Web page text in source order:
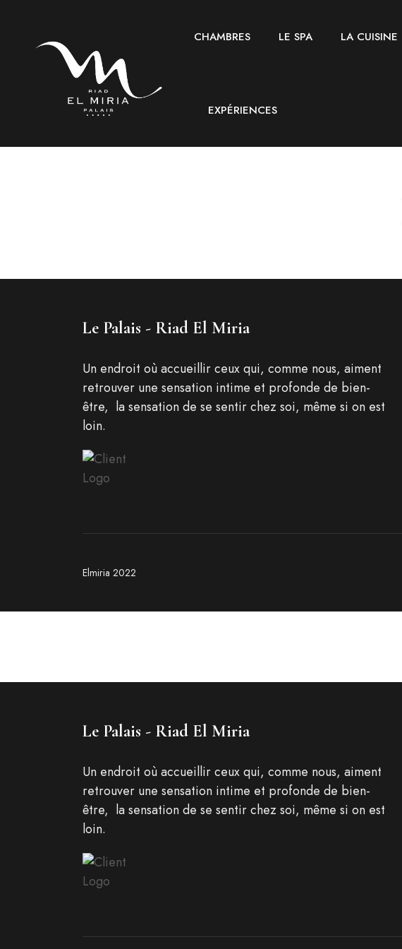
CHAMBRES LE SPA LA CUISINE
EXPÉRIENCES
Le Palais - Riad El Miria
Un endroit où accueillir ceux qui, comme nous, aiment
retrouver une sensation intime et profonde de bien-
être, la sensation de se sentir chez soi, même si on est
loin.
Elmiria 2022
Le Palais - Riad El Miria
Un endroit où accueillir ceux qui, comme nous, aiment
retrouver une sensation intime et profonde de bien-
être, la sensation de se sentir chez soi, même si on est
loin.